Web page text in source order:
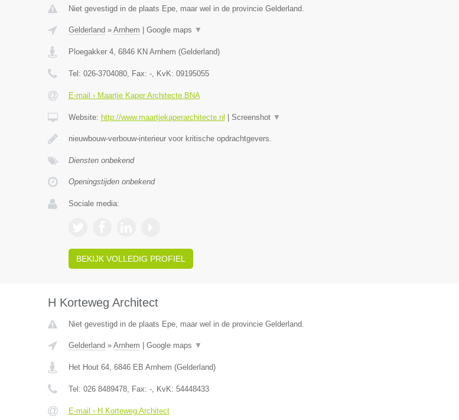
Niet gevestigd in de plaats Epe, maar wel in de provincie Gelderland.
Gelderland » Arnhem Google maps ▼
Ploegakker 4, 6846 KN Arnhem (Gelderland)
Tel: 026-3704080, Fax: -, KvK: 09195055
E-mail › Maartje Kaper Architecte BNA
Website: http://www.maartjekaperarchitecte.nl Screenshot ▼
nieuwbouw-verbouw-interieur voor kritische opdrachtgevers.
Diensten onbekend
Openingstijden onbekend
Sociale media:
BEKIJK VOLLEDIG PROFIEL
H Korteweg Architect
Niet gevestigd in de plaats Epe, maar wel in de provincie Gelderland.
Gelderland » Arnhem Google maps ▼
Het Hout 64, 6846 EB Arnhem (Gelderland)
Tel: 026 8489478, Fax: -, KvK: 54448433
E-mail › H Korteweg Architect